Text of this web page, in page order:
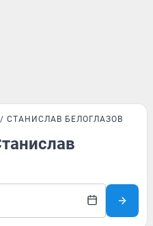
СТАНИСЛАВ БЕЛОГЛАЗОВ